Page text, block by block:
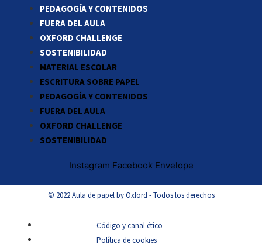
PEDAGOGÍA Y CONTENIDOS
FUERA DEL AULA
OXFORD CHALLENGE
SOSTENIBILIDAD
MATERIAL ESCOLAR
ESCRITURA SOBRE PAPEL
PEDAGOGÍA Y CONTENIDOS
FUERA DEL AULA
OXFORD CHALLENGE
SOSTENIBILIDAD
Instagram Facebook Envelope
© 2022 Aula de papel by Oxford - Todos los derechos
Código y canal ético
Política de cookies